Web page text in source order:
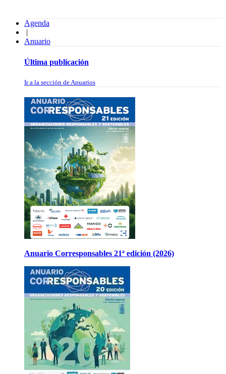
Agenda
|
Anuario
Última publicación
Ir a la sección de Anuarios
Anuario Corresponsables 21ª edición (2026)